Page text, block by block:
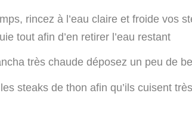
rincez à l’eau claire et froide vos
tout afin d’en retirer l’eau restant
très chaude déposez un peu de
steaks de thon afin qu’ils cuisent